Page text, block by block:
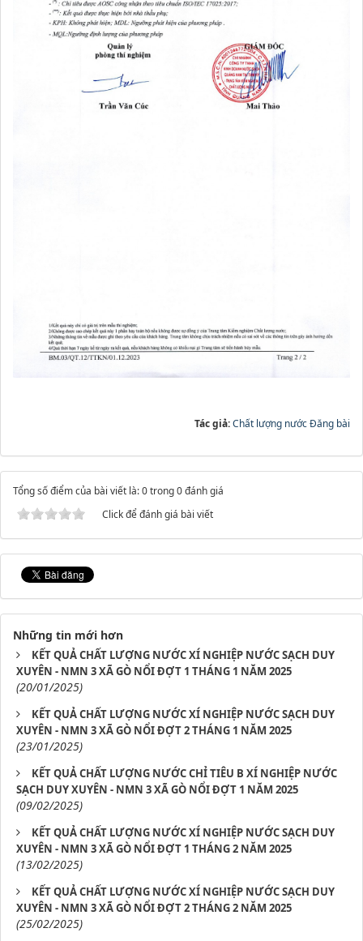
Tác giả:Chất lượng nước Đăng bài
Tổng số điểm của bài viết là: 0 trong 0 đánh giá
Click để đánh giá bài viết
Những tin mới hơn
KẾT QUẢ CHẤT LƯỢNG NƯỚC XÍ NGHIỆP NƯỚC SẠCH DUY
XUYÊN - NMN 3 XÃ GÒ NỔI ĐỢT 1 THÁNG 1 NĂM 2025
(20/01/2025)
KẾT QUẢ CHẤT LƯỢNG NƯỚC XÍ NGHIỆP NƯỚC SẠCH DUY
XUYÊN - NMN 3 XÃ GÒ NỔI ĐỢT 2 THÁNG 1 NĂM 2025
(23/01/2025)
KẾT QUẢ CHẤT LƯỢNG NƯỚC CHỈ TIÊU B XÍ NGHIỆP NƯỚC
SẠCH DUY XUYÊN - NMN 3 XÃ GÒ NỔI ĐỢT 1 NĂM 2025
(09/02/2025)
KẾT QUẢ CHẤT LƯỢNG NƯỚC XÍ NGHIỆP NƯỚC SẠCH DUY
XUYÊN - NMN 3 XÃ GÒ NỔI ĐỢT 1 THÁNG 2 NĂM 2025
(13/02/2025)
KẾT QUẢ CHẤT LƯỢNG NƯỚC XÍ NGHIỆP NƯỚC SẠCH DUY
XUYÊN - NMN 3 XÃ GÒ NỔI ĐỢT 2 THÁNG 2 NĂM 2025
(25/02/2025)